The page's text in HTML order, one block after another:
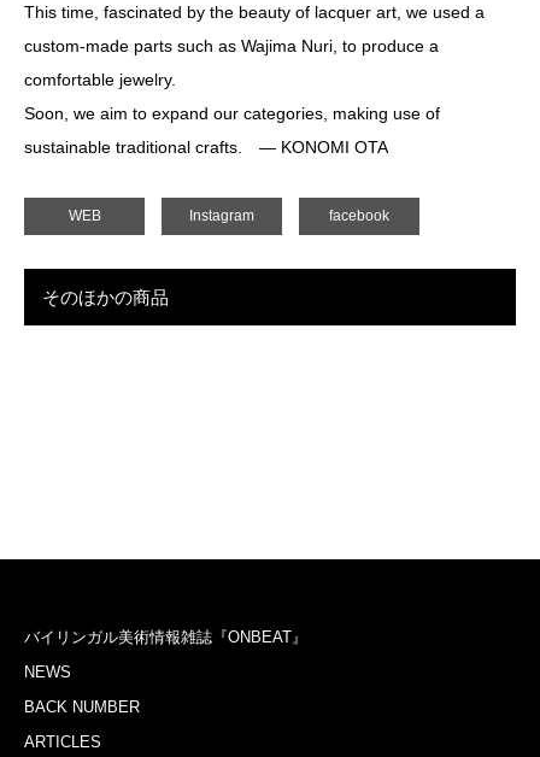
This time, fascinated by the beauty of lacquer art, we used a
custom-made parts such as Wajima Nuri, to produce a
comfortable jewelry.
Soon, we aim to expand our categories, making use of
sustainable traditional crafts. ― KONOMI OTA
WEB Instagram facebook
そのほかの商品
バイリンガル美術情報雑誌『ONBEAT』
NEWS
BACK NUMBER
ARTICLES